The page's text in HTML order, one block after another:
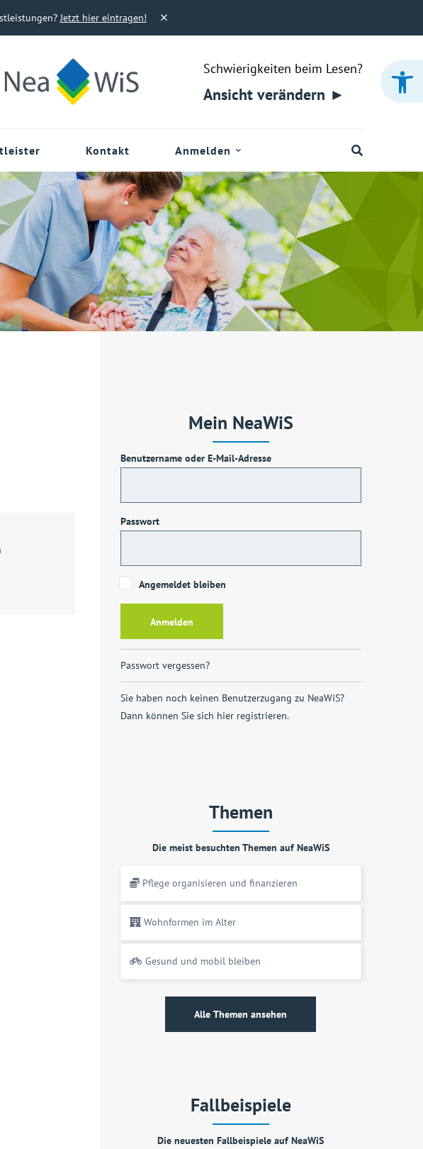
Werkzeugleiste öffnen
Jetzt hier eintragen!
Schwierigkeiten beim Lesen?
Ansicht verändern ►
Kontakt Anmelden
Mein NeaWiS
Benutzername oder E-Mail-Adresse
Passwort
Angemeldet bleiben
Passwort vergessen?
Sie haben noch keinen Benutzerzugang zu NeaWiS?
Dann können Sie sich hier registrieren.
Themen
Die meist besuchten Themen auf NeaWiS
Pflege organisieren und finanzieren
Wohnformen im Alter
Gesund und mobil bleiben
Alle Themen ansehen
Fallbeispiele
Die neuesten Fallbeispiele auf NeaWiS